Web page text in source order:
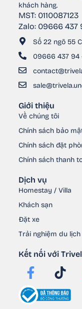
khách hàng.
MST: 0110087123
Zalo: 09666 437
Số 22 ngõ 55
09666 437 94
Giới thiệu
Về chúng tôi
Chính sách bảo
Chính sách đặt
Chính sách thanh
Dịch vụ
Homestay / Villa
Khách sạn
Đặt xe
Trải nghiệm du lịch
Kết nối với